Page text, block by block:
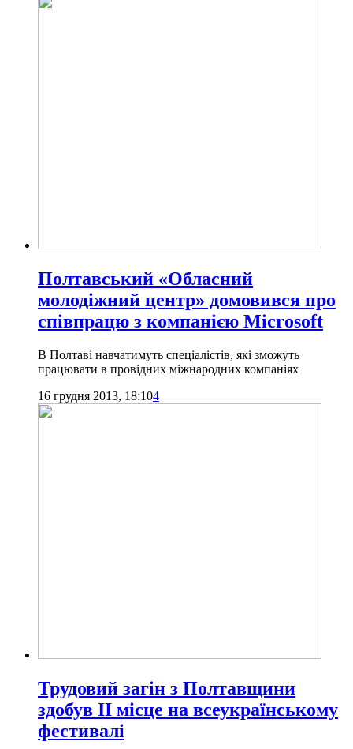
Полтавський «Обласний
молодіжний центр» домовився про
співпрацю з компанією Microsoft
В Полтаві навчатимуть спеціалістів, які зможуть
працювати в провідних міжнародних компаніях
16 грудня 2013, 18:104
Трудовий загін з Полтавщини
здобув ІІ місце на всеукраїнському
фестивалі